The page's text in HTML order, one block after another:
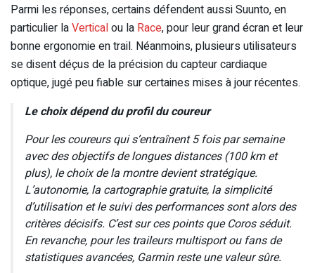
Parmi les réponses, certains défendent aussi Suunto, en
particulier laVerticalou la Race, pour leur grand écran et leur
bonne ergonomie en trail. Néanmoins, plusieurs utilisateurs
se disent déçus de la précision du capteur cardiaque
optique, jugé peu fiable sur certaines mises à jour récentes.
Le choix dépend du profil du coureur
Pour les coureurs qui s’entraînent 5 fois par semaine
avec des objectifs de longues distances (100 km et
plus), le choix de la montre devient stratégique.
L’autonomie, la cartographie gratuite, la simplicité
d’utilisation et le suivi des performances sont alors des
critères décisifs. C’est sur ces points que Coros séduit.
En revanche, pour les traileurs multisport ou fans de
statistiques avancées, Garmin reste une valeur sûre.